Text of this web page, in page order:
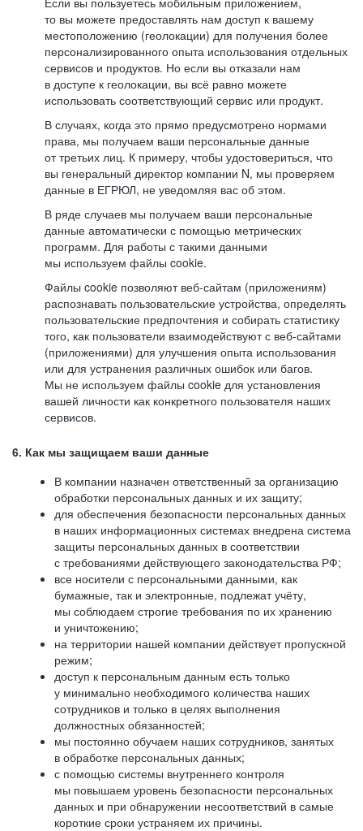
то вы можете предоставлять нам доступ к вашему
местоположению (геолокации) для получения более
персонализированного опыта использования отдельных
сервисов и продуктов. Но если вы отказали нам
в доступе к геолокации, вы всё равно можете
использовать соответствующий сервис или продукт.
В случаях, когда это прямо предусмотрено нормами
права, мы получаем ваши персональные данные
от третьих лиц. К примеру, чтобы удостовериться, что
вы генеральный директор компании N, мы проверяем
данные в ЕГРЮЛ, не уведомляя вас об этом.
В ряде случаев мы получаем ваши персональные
данные автоматически с помощью метрических
программ. Для работы с такими данными
мы используем файлы cookie.
Файлы cookie позволяют веб-сайтам (приложениям)
распознавать пользовательские устройства, определять
пользовательские предпочтения и собирать статистику
того, как пользователи взаимодействуют с веб-сайтами
(приложениями) для улучшения опыта использования
или для устранения различных ошибок или багов.
Мы не используем файлы cookie для установления
вашей личности как конкретного пользователя наших
сервисов.
6. Как мы защищаем ваши данные
В компании назначен ответственный за организацию
обработки персональных данных и их защиту;
для обеспечения безопасности персональных данных
в наших информационных системах внедрена система
защиты персональных данных в соответствии
с требованиями действующего законодательства РФ;
все носители с персональными данными, как
бумажные, так и электронные, подлежат учёту,
мы соблюдаем строгие требования по их хранению
и уничтожению;
на территории нашей компании действует пропускной
режим;
доступ к персональным данным есть только
у минимально необходимого количества наших
сотрудников и только в целях выполнения
должностных обязанностей;
мы постоянно обучаем наших сотрудников, занятых
в обработке персональных данных;
с помощью системы внутреннего контроля
мы повышаем уровень безопасности персональных
данных и при обнаружении несоответствий в самые
короткие сроки устраняем их причины.